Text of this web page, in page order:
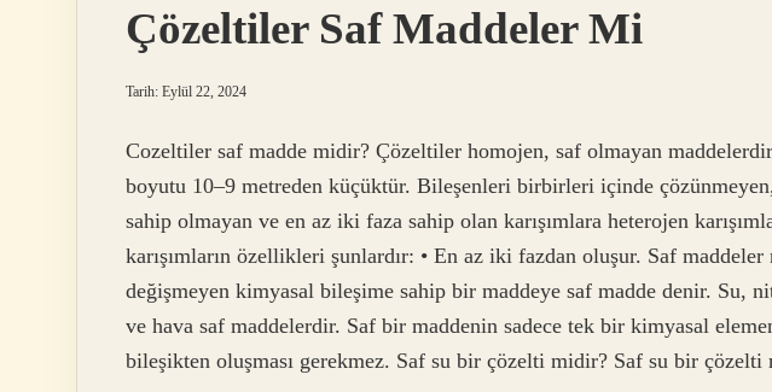
Çözeltiler Saf Maddeler Mi
Tarih: Eylül 22, 2024
Cozeltiler saf madde midir? Çözeltiler homojen, saf olmayan
boyutu 10–9 metreden küçüktür. Bileşenleri birbirleri içinde
sahip olmayan ve en az iki faza sahip olan karışımlara heterojen
karışımların özellikleri şunlardır: • En az iki fazdan oluşur. Saf
değişmeyen kimyasal bileşime sahip bir maddeye saf madde denir. Su,
ve hava saf maddelerdir. Saf bir maddenin sadece tek bir kimyasal
bileşikten oluşması gerekmez. Saf su bir çözelti midir? Saf su bir